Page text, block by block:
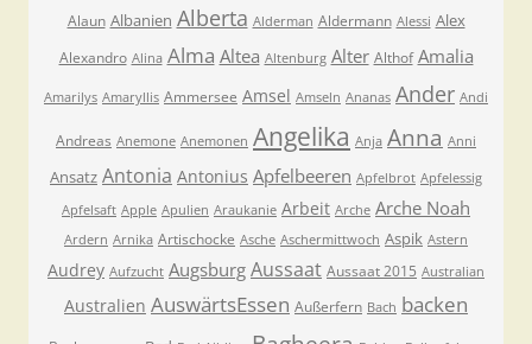
Alaun Albanien Alberta Alderman Aldermann Alessi Alex
Alexandro Alina Alma Altea Altenburg Alter Althof Amalia
Amarilys Amaryllis Ammersee Amsel Amseln Ananas Ander Andi
Andreas Anemone Anemonen Angelika Anja Anna Anni
Ansatz Antonia Antonius Apfelbeeren Apfelbrot Apfelessig
Apfelsaft Apple Apulien Araukanie Arbeit Arche Arche Noah
Ardern Arnika Artischocke Asche Aschermittwoch Aspik Astern
Audrey Aufzucht Augsburg Aussaat Aussaat 2015 Australian
Australien AuswärtsEssen Außerfern Bach backen